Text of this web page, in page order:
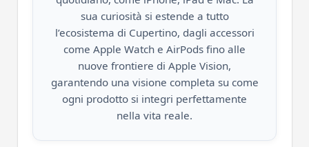
sua curiosità si estende a tutto
l’ecosistema di Cupertino, dagli accessori
come Apple Watch e AirPods fino alle
nuove frontiere di Apple Vision,
garantendo una visione completa su come
ogni prodotto si integri perfettamente
nella vita reale.